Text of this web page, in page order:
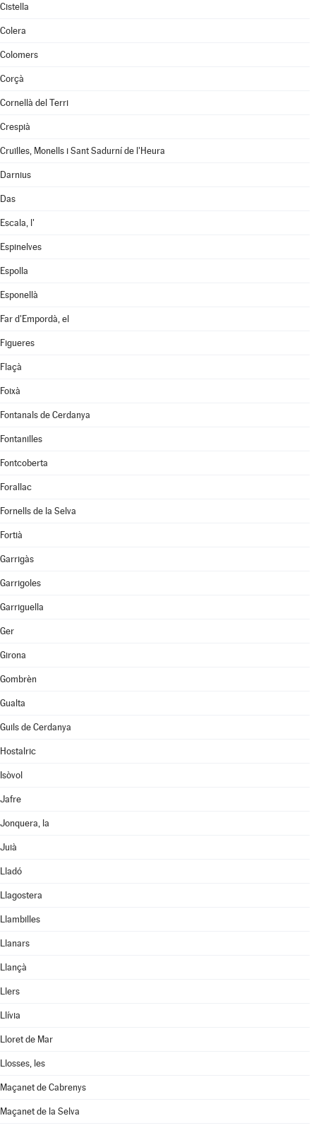
Cistella
Colera
Colomers
Corçà
Cornellà del Terri
Crespià
Cruïlles, Monells i Sant Sadurní de l'Heura
Darnius
Das
Escala, l'
Espinelves
Espolla
Esponellà
Far d'Empordà, el
Figueres
Flaçà
Foixà
Fontanals de Cerdanya
Fontanilles
Fontcoberta
Forallac
Fornells de la Selva
Fortià
Garrigàs
Garrigoles
Garriguella
Ger
Girona
Gombrèn
Gualta
Guils de Cerdanya
Hostalric
Isòvol
Jafre
Jonquera, la
Juià
Lladó
Llagostera
Llambilles
Llanars
Llançà
Llers
Llívia
Lloret de Mar
Llosses, les
Maçanet de Cabrenys
Maçanet de la Selva